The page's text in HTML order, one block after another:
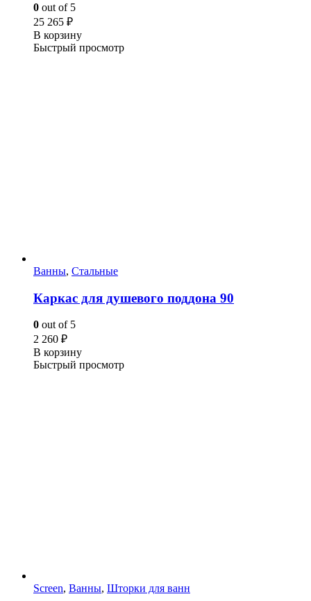
0 out of 5
25 265 ₽
В корзину
Быстрый просмотр
Ванны, Стальные
Каркас для душевого поддона 90
0 out of 5
2 260 ₽
В корзину
Быстрый просмотр
Screen, Ванны, Шторки для ванн